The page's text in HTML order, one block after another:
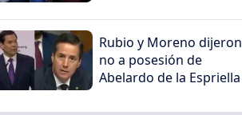
Rubio y Moreno dijeron
no a posesión de
Abelardo de la Espriella